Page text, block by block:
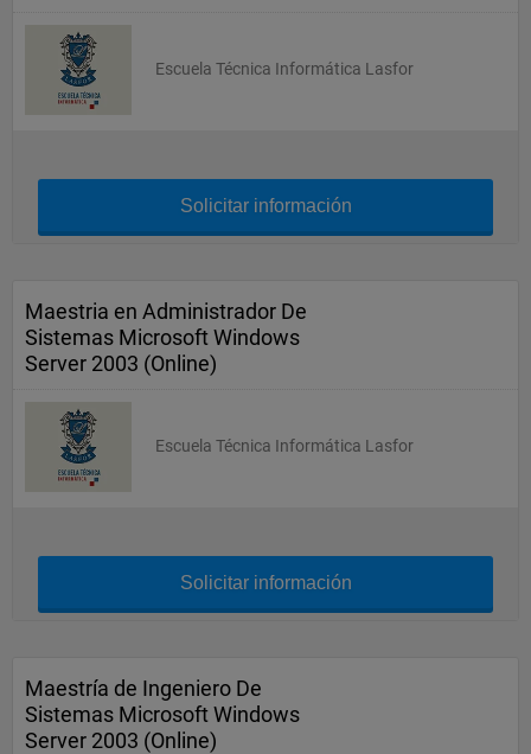
Escuela Técnica Informática Lasfor
Solicitar información
Maestria en Administrador De
Sistemas Microsoft Windows
Server 2003 (Online)
Escuela Técnica Informática Lasfor
Solicitar información
Maestría de Ingeniero De
Sistemas Microsoft Windows
Server 2003 (Online)